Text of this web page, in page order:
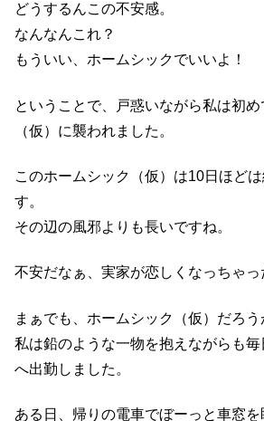
どうするんこの不安感。
なんなんこれ？
もういい、ホームシックでいいよ！
ということで、戸惑いながら私は初
（仮）に襲われました。
このホームシック（仮）は10日ほど
す。
その辺の風邪よりも長いですね。
不安だなぁ、実家が恋しくなっちゃっ
まぁでも、ホームシック（仮）だろ
私は鉛のような一物を抱えながらも
へ出勤しました。
ある日、帰りの電車でぼーっと車窓を